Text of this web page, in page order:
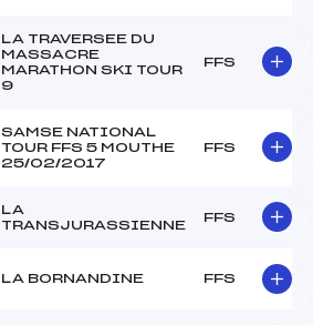
LA TRAVERSEE DU
MASSACRE
MARATHON SKI TOUR
9
FFS
SAMSE NATIONAL
TOUR FFS 5 MOUTHE
25/02/2017
FFS
LA
TRANSJURASSIENNE
FFS
LA BORNANDINE FFS